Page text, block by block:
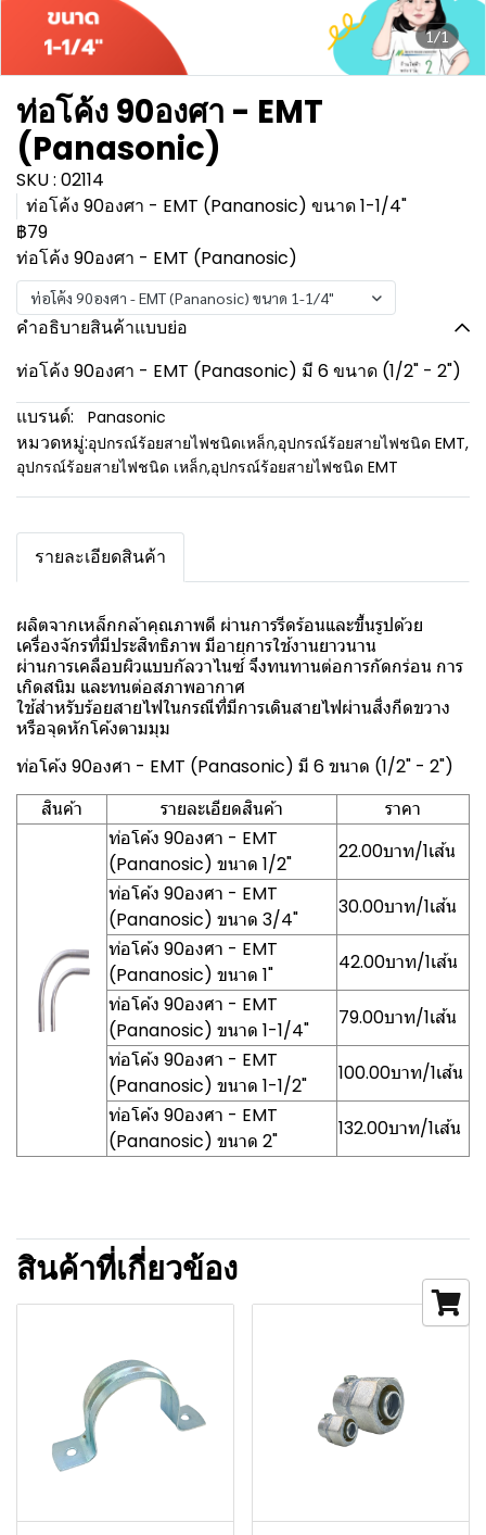
1/1
ท่อโค้ง 90องศา - EMT
(Panasonic)
SKU : 02114
ท่อโค้ง 90องศา - EMT (Pananosic) ขนาด 1-1/4"
฿79
ท่อโค้ง 90องศา - EMT (Pananosic)
ท่อโค้ง 90องศา - EMT (Pananosic) ขนาด 1-1/4"
คำอธิบายสินค้าแบบย่อ
ท่อโค้ง 90องศา - EMT (Panasonic) มี 6 ขนาด (1/2" - 2")
แบรนด์:
Panasonic
หมวดหมู่:อุปกรณ์ร้อยสายไฟชนิดเหล็ก,อุปกรณ์ร้อยสายไฟชนิด EMT,
อุปกรณ์ร้อยสายไฟชนิด เหล็ก,อุปกรณ์ร้อยสายไฟชนิด EMT
รายละเอียดสินค้า
ผลิตจากเหล็กกล้าคุณภาพดี ผ่านการรีดร้อนและขึ้นรูปด้วย
เครื่องจักรที่มีประสิทธิภาพ มีอายุการใช้งานยาวนาน
ผ่านการเคลือบผิวแบบกัลวาไนซ์ จึงทนทานต่อการกัดกร่อน การ
เกิดสนิม และทนต่อสภาพอากาศ
ใช้สำหรับร้อยสายไฟในกรณีที่มีการเดินสายไฟผ่านสิ่งกีดขวาง
หรือจุดหักโค้งตามมุม
ท่อโค้ง 90องศา - EMT (Panasonic) มี 6 ขนาด (1/2" - 2")
สินค้า
รายละเอียดสินค้า
ราคา
ท่อโค้ง 90องศา - EMT
(Pananosic) ขนาด 1/2"
22.00บาท/1เส้น
ท่อโค้ง 90องศา - EMT
(Pananosic) ขนาด 3/4"
30.00บาท/1เส้น
ท่อโค้ง 90องศา - EMT
(Pananosic) ขนาด 1"
42.00บาท/1เส้น
ท่อโค้ง 90องศา - EMT
(Pananosic) ขนาด 1-1/4"
79.00บาท/1เส้น
ท่อโค้ง 90องศา - EMT
(Pananosic) ขนาด 1-1/2"
100.00บาท/1เส้น
ท่อโค้ง 90องศา - EMT
(Pananosic) ขนาด 2"
132.00บาท/1เส้น
สินค้าที่เกี่ยวข้อง